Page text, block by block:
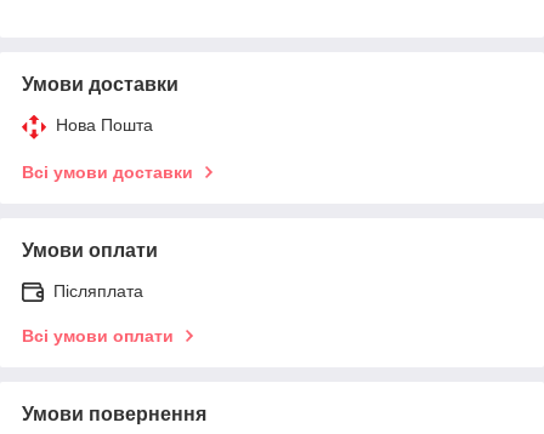
Умови доставки
Нова Пошта
Всі умови доставки
Умови оплати
Післяплата
Всі умови оплати
Умови повернення